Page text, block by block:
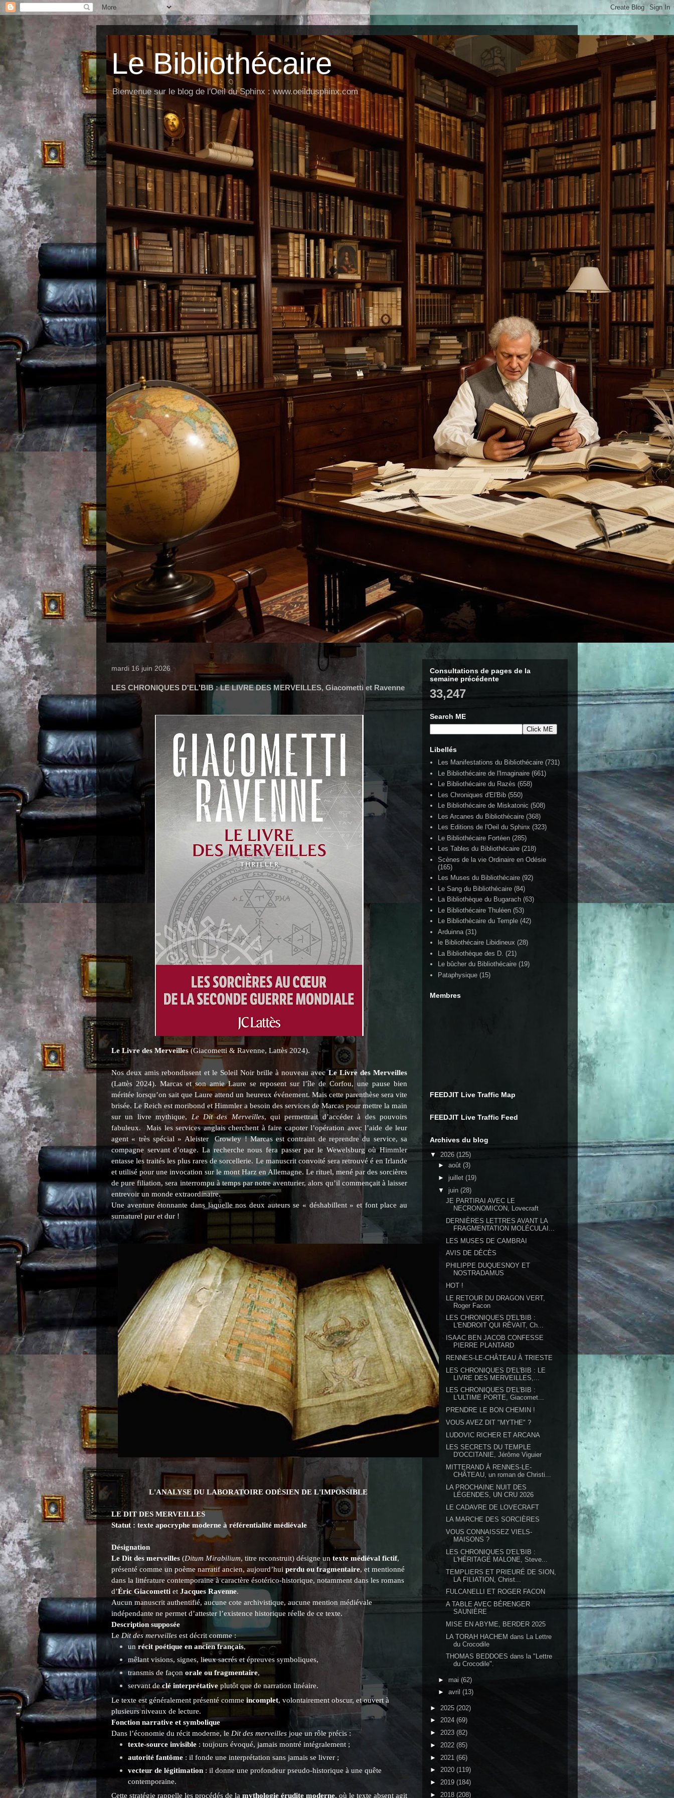
Le Bibliothécaire
Bienvenue sur le blog de l'Oeil du Sphinx : www.oeildusphinx.com
mardi 16 juin 2026
LES CHRONIQUES D'EL'BIB : LE LIVRE DES MERVEILLES, Giacometti et Ravenne
Le Livre des Merveilles(Giacometti & Ravenne, Lattès 2024).
Nos deux amis rebondissent et le Soleil Noir brille à nouveau avecLe Livre des Merveilles
(Lattès 2024). Marcas et son amie Laure se reposent sur l’île de Corfou, une pause bien
méritée lorsqu’on sait que Laure attend un heureux événement. Mais cette parenthèse sera vite
brisée. Le Reich est moribond et Himmler a besoin des services de Marcas pour mettre la main
sur un livre mythique, Le Dit des Merveilles, qui permettrait d’accéder à des pouvoirs
fabuleux.
Mais les services anglais cherchent à faire capoter l’opération avec l’aide de leur
agent « très spécial » Aleister
Crowley ! Marcas est contraint de reprendre du service, sa
compagne servant d’otage. La recherche nous fera passer par le Wewelsburg où Himmler
entasse les traités les plus rares de sorcellerie. Le manuscrit convoité sera retrouvé é en Irlande
et utilisé pour une invocation sur le mont Harz en Allemagne. Le rituel, mené par des sorcières
de pure filiation, sera interrompu à temps par notre aventurier, alors qu’il commençait à laisser
entrevoir un monde extraordinaire.
Une aventure étonnante dans laquelle nos deux auteurs se « déshabillent » et font place au
surnaturel pur et dur !
L'ANALYSE DU LABORATOIRE ODÉSIEN DE L'IMPOSSIBLE
LE DIT DES MERVEILLES
Statut : texte apocryphe moderne à référentialité médiévale
Désignation
Le Dit des merveilles (Ditum Mirabilium, titre reconstruit) désigne untexte médiéval fictif,
présenté comme un poème narratif ancien, aujourd’hui perdu ou fragmentaire, et mentionné
dans la littérature contemporaine à caractère ésotérico-historique, notamment dans les romans
d’Éric Giacometti et Jacques Ravenne.
Aucun manuscrit authentifié, aucune cote archivistique, aucune mention médiévale
indépendante ne permet d’attester l’existence historique réelle de ce texte.
Description supposée
LeDit des merveilles est décrit comme :
un récit poétique en ancien français,
mêlant visions, signes, lieux sacrés et épreuves symboliques,
transmis de façon orale ou fragmentaire,
servant declé interprétativeplutôt que de narration linéaire.
Le texte est généralement présenté comme incomplet, volontairement obscur, et ouvert à
plusieurs niveaux de lecture.
Fonction narrative et symbolique
Dans l’économie du récit moderne, le Dit des merveilles joue un rôle précis :
texte-source invisible: toujours évoqué, jamais montré intégralement ;
autorité fantôme: il fonde une interprétation sans jamais se livrer ;
vecteur de légitimation: il donne une profondeur pseudo-historique à une quête
contemporaine.
Cette stratégie rappelle les procédés de la mythologie érudite moderne, où le texte absent agit
Consultations de pages de la
semaine précédente
33,247
Search ME
Libellés
Les Manifestations du Bibliothécaire (731)
Le Bibliothécaire de l'Imaginaire (661)
Le Bibliothécaire du Razès (658)
Les Chroniques d'El'Bib (550)
Le Bibliothécaire de Miskatonic (508)
Les Arcanes du Bibliothécaire (368)
Les Editions de l'Oeil du Sphinx (323)
Le Bibliothécaire Fortéen (285)
Les Tables du Bibliothécaire (218)
Scènes de la vie Ordinaire en Odésie
(165)
Les Muses du Bibliothécaire (92)
Le Sang du Bibliothécaire (84)
La Bibliothèque du Bugarach (63)
Le Bibliothécaire Thuléen (53)
Le Bibliothècaire du Temple (42)
Arduinna (31)
le Bibliothécaire Libidineux (28)
La Bibliothèque des D. (21)
Le bûcher du Bibliothécaire (19)
Pataphysique (15)
Membres
FEEDJIT Live Traffic Map
FEEDJIT Live Traffic Feed
Archives du blog
▼ 2026 (125)
► août (3)
► juillet (19)
▼ juin (28)
JE PARTIRAI AVEC LE
NECRONOMICON, Lovecraft
DERNIÈRES LETTRES AVANT LA
FRAGMENTATION MOLÉCULAI...
LES MUSES DE CAMBRAI
AVIS DE DÉCÈS
PHILIPPE DUQUESNOY ET
NOSTRADAMUS
HOT !
LE RETOUR DU DRAGON VERT,
Roger Facon
LES CHRONIQUES D'EL'BIB :
L'ENDROIT QUI RÊVAIT, Ch...
ISAAC BEN JACOB CONFESSE
PIERRE PLANTARD
RENNES-LE-CHÂTEAU À TRIESTE
LES CHRONIQUES D'EL'BIB : LE
LIVRE DES MERVEILLES,...
LES CHRONIQUES D'EL'BIB :
L'ULTIME PORTE, Giacomet...
PRENDRE LE BON CHEMIN !
VOUS AVEZ DIT "MYTHE" ?
LUDOVIC RICHER ET ARCANA
LES SECRETS DU TEMPLE
D'OCCITANIE, Jérôme Viguier
MITTERAND À RENNES-LE-
CHÂTEAU, un roman de Christi...
LA PROCHAINE NUIT DES
LÉGENDES, UN CRU 2026
LE CADAVRE DE LOVECRAFT
LA MARCHE DES SORCIÈRES
VOUS CONNAISSEZ VIELS-
MAISONS ?
LES CHRONIQUES D'EL'BIB :
L'HÉRITAGE MALONE, Steve...
TEMPLIERS ET PRIEURÉ DE SION,
LA FILIATION, Christ...
FULCANELLI ET ROGER FACON
A TABLE AVEC BÉRENGER
SAUNIÈRE
MISE EN ABYME, BERDER 2025
LA TORAH HACHEM dans La Lettre
du Crocodile
THOMAS BEDDOES dans la "Lettre
du Crocodile".
► mai (62)
► avril (13)
► 2025 (202)
► 2024 (69)
► 2023 (82)
► 2022 (85)
► 2021 (66)
► 2020 (119)
► 2019 (184)
► 2018 (208)